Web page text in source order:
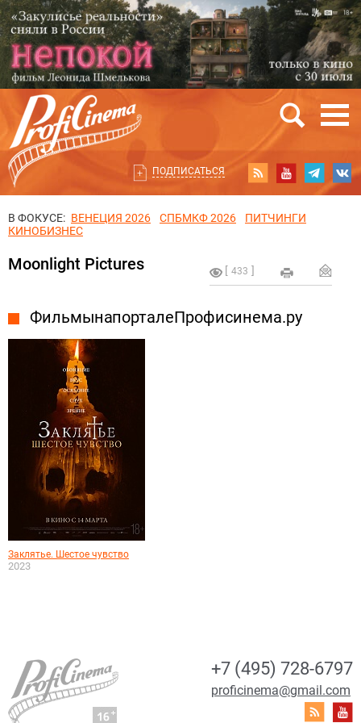
ПОДПИСАТЬСЯ
В ФОКУСЕ: ВЕНЕЦИЯ 2026 СПБМКФ 2026
ПИТЧИНГИ
КИНОБИЗНЕС
433
Moonlight Pictures
Фильмы на портале Профисинема.ру
Заклятье. Шестое чувство
2023
+7 (495) 728-6797
proficinema@gmail.com